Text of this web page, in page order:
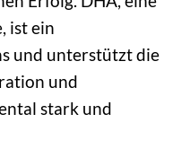
ist ein
und unterstützt die
und
stark und